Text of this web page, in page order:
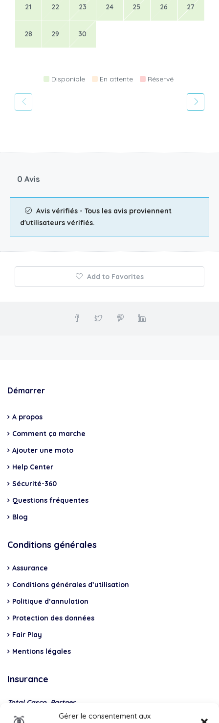
Gérer le consentement aux
21 22 23 24 25 26 27
28 29 30
Disponible En attente Réservé
0 Avis
Avis vérifiés - Tous les avis proviennent
d'utilisateurs vérifiés.
Add to Favorites
Démarrer
A propos
Comment ça marche
Ajouter une moto
Help Center
Sécurité-360
Questions fréquentes
Blog
Conditions générales
Assurance
Conditions générales d’utilisation
Politique d’annulation
Protection des données
Fair Play
Mentions légales
Insurance
Total Casco, Partner